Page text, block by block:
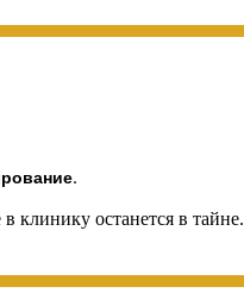
клинику останется в тайне.